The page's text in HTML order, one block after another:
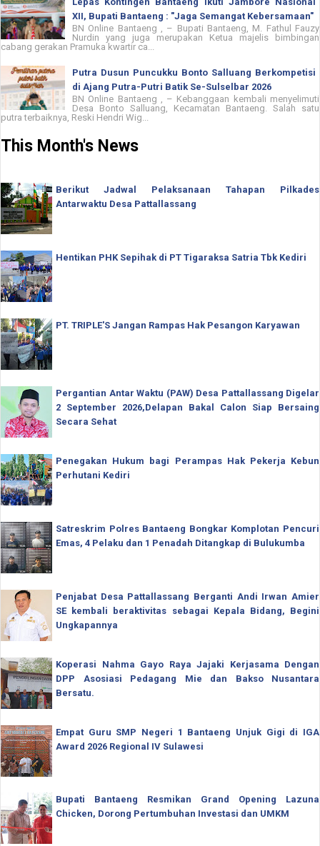
XII, Bupati Bantaeng : "Jaga Semangat Kebersamaan"
BN Online Bantaeng , – Bupati Bantaeng, M. Fathul Fauzy
Nurdin yang juga merupakan Ketua majelis bimbingan
cabang gerakan Pramuka kwartir ca...
Putra Dusun Puncukku Bonto Salluang Berkompetisi
di Ajang Putra-Putri Batik Se-Sulselbar 2026
BN Online Bantaeng , – Kebanggaan kembali menyelimuti
Desa Bonto Salluang, Kecamatan Bantaeng. Salah satu
putra terbaiknya, Reski Hendri Wig...
This Month's News
Berikut Jadwal Pelaksanaan Tahapan Pilkades
Antarwaktu Desa Pattallassang
Hentikan PHK Sepihak di PT Tigaraksa Satria Tbk Kediri
PT. TRIPLE'S Jangan Rampas Hak Pesangon Karyawan
Pergantian Antar Waktu (PAW) Desa Pattallassang Digelar
2 September 2026,Delapan Bakal Calon Siap Bersaing
Secara Sehat
Penegakan Hukum bagi Perampas Hak Pekerja Kebun
Perhutani Kediri
Satreskrim Polres Bantaeng Bongkar Komplotan Pencuri
Emas, 4 Pelaku dan 1 Penadah Ditangkap di Bulukumba
Penjabat Desa Pattallassang Berganti Andi Irwan Amier
SE kembali beraktivitas sebagai Kepala Bidang, Begini
Ungkapannya
Koperasi Nahma Gayo Raya Jajaki Kerjasama Dengan
DPP Asosiasi Pedagang Mie dan Bakso Nusantara
Bersatu.
Empat Guru SMP Negeri 1 Bantaeng Unjuk Gigi di IGA
Award 2026 Regional IV Sulawesi
Bupati Bantaeng Resmikan Grand Opening Lazuna
Chicken, Dorong Pertumbuhan Investasi dan UMKM